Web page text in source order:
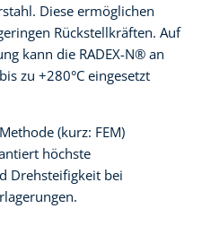
Diese ermöglichen
Rückstellkräften. Auf
kann die RADEX-N® an
zu +280°C eingesetzt
(kurz: FEM)
höchste
Drehsteifigkeit bei